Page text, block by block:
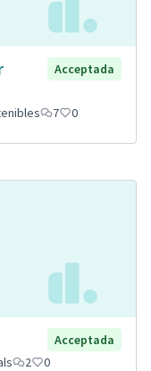
Acceptada
7 0
Acceptada
2 0